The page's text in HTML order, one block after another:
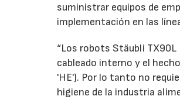
suministrar equipos de
implementación en las
“Los robots Stäubli
cableado interno y el
'HE'). Por lo tanto no
higiene de la industria